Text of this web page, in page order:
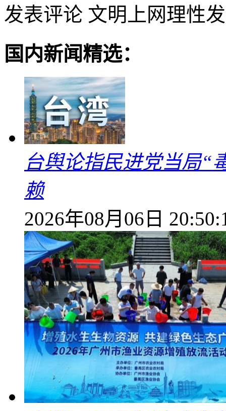
发表评论 文明上网理性
国内新闻精选：
台舆论指民进党当局“
赖
2026年08月06日